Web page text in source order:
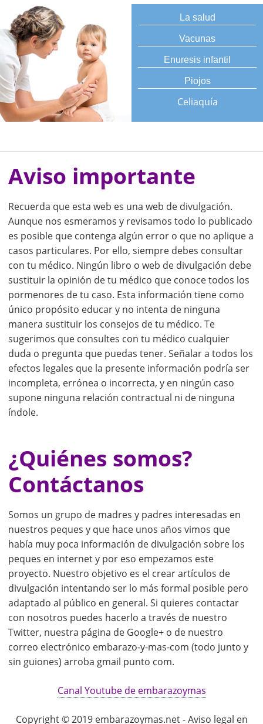
La salud
Vacunas
Enuresis infantil
Piojos
Celiaquía
Aviso importante
Recuerda que esta web es una web de divulgación.
Aunque nos esmeramos y revisamos todo lo publicado
es posible que contenga algún error o que no aplique a
casos particulares. Por ello, siempre debes consultar
con tu médico. Ningún libro o web de divulgación debe
sustituir la opinión de tu médico que conoce todos los
pormenores de tu caso. Esta información tiene como
único propósito educar y no intenta de ninguna
manera sustituir los consejos de tu médico. Te
sugerimos que consultes con tu médico cualquier
duda o pregunta que puedas tener. Señalar a todos los
efectos legales que la presente información podría ser
incompleta, errónea o incorrecta, y en ningún caso
supone ninguna relación contractual ni de ninguna
índole.
¿Quiénes somos?
Contáctanos
Somos un grupo de madres y padres interesadas en
nuestros peques y que hace unos años vimos que
había muy poca información de divulgación sobre los
peques en internet y por eso empezamos este
proyecto. Nuestro objetivo es el crear artículos de
divulgación intentando ser lo más formal posible pero
adaptado al público en general. Si quieres contactar
con nosotros puedes hacerlo a través de nuestro
Twitter, nuestra página de Google+ o de nuestro
correo electrónico embarazo-y-mas-com (todo junto y
sin guiones) arroba gmail punto com.
Canal Youtube de embarazoymas
Copyright © 2019 embarazoymas.net - Aviso legal en